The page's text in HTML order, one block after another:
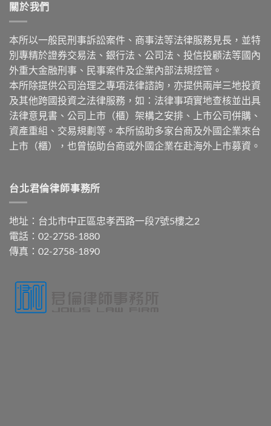
關於我們
本所以一般民刑事訴訟案件、商事法等法律服務見長，並特
別專精於證券交易法、銀行法、公司法、投信投顧法等國內
外重大金融刑事、民事案件及企業內部法規控管。
本所除提供公司治理之專項法律諮詢，亦提供兩岸三地投資
及其他跨國投資之法律服務，如：法律事項實地查核並出具
法律意見書、公司上市（櫃）架構之安排、上市公司併購、
資產重組、交易規劃等。本所協助多家台商及外國企業來台
上市（櫃），也曾協助台商或外國企業在赴海外上市募資。
台北君倫律師事務所
地址：台北市中正區忠孝西路一段7號5樓之2
電話：02-2758-1880
傳真：02-2758-1890